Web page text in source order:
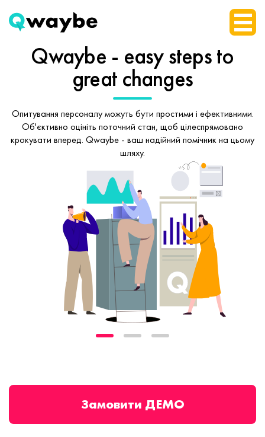
Qwaybe - easy stepsto
great changes
Опитування персоналу можуть бути простими і ефективними.
Об'єктивно оцініть поточний стан, щоб цілеспрямовано
крокувати вперед. Qwaybe - ваш надійний помічник на цьому
шляху.
Замовити ДЕМО